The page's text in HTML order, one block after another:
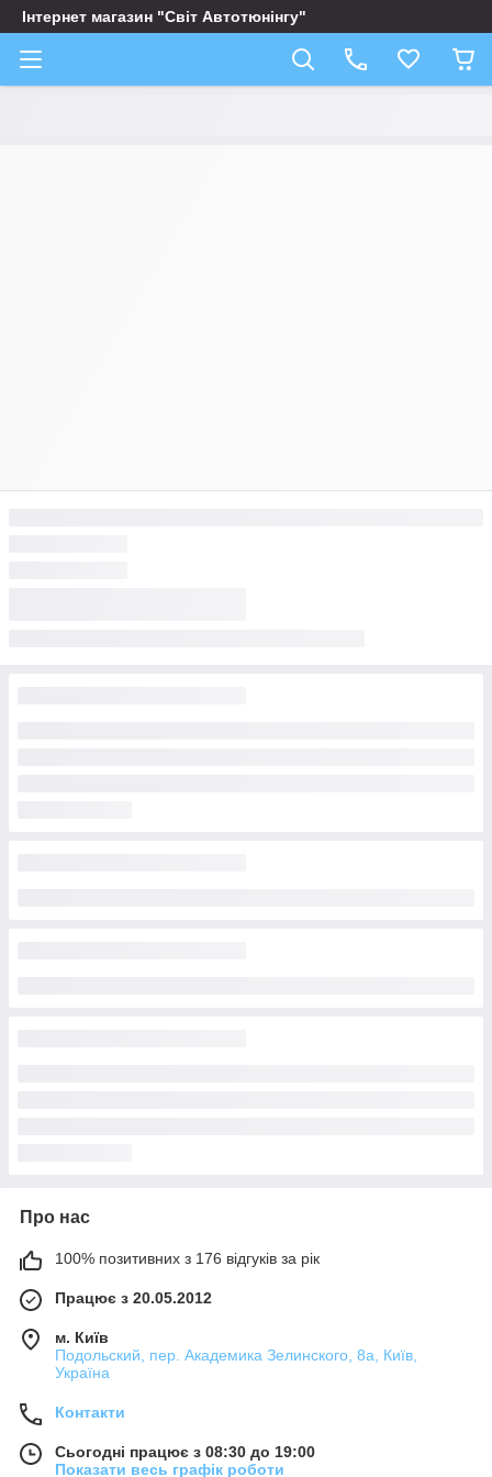
Інтернет магазин "Світ Автотюнінгу"
Про нас
100% позитивних з 176 відгуків за рік
Працює з 20.05.2012
м. Київ
Подольский, пер. Академика Зелинского, 8а, Київ,
Україна
Контакти
Сьогодні працює з 08:30 до 19:00
Показати весь графік роботи